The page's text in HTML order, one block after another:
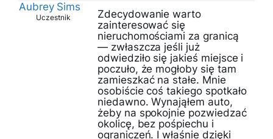
Aubrey Sims
Uczestnik
Zdecydowanie warto
zainteresować się
nieruchomościami za granicą
— zwłaszcza jeśli już
odwiedziło się jakieś miejsce i
poczuło, że mogłoby się tam
zamieszkać na stałe. Mnie
osobiście coś takiego spotkało
niedawno. Wynająłem auto,
żeby na spokojnie pozwiedzać
okolicę, bez pośpiechu i
ograniczeń. I właśnie dzięki